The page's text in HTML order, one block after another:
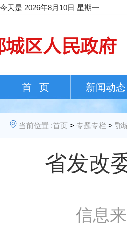
今天是 2026年8月10日 星期一
首 页 新闻动态
当前位置 :首页 > 专题专栏 > 鄂
省发改
信息